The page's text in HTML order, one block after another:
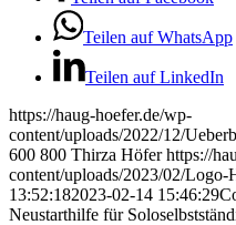
Teilen auf WhatsApp
Teilen auf LinkedIn
https://haug-hoefer.de/wp-
content/uploads/2022/12/
600 800 Thirza Höfer https://
content/uploads/2023/02/Logo-
13:52:182023-02-14 15:46:29
Neustarthilfe für